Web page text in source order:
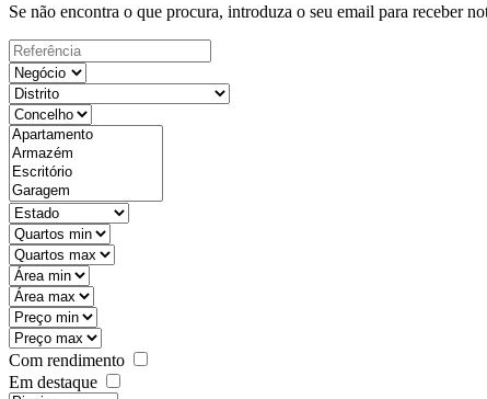
Se não encontra o que procura, introduza o seu email para receber
Com rendimento
Em destaque